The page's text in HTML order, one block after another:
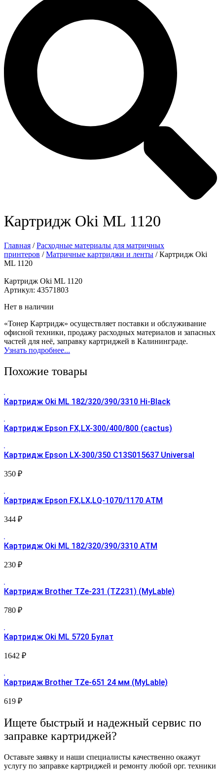
Картридж Oki ML 1120
Главная /Расходные материалы для матричных
принтеров /Матричные картриджи и ленты / Картридж Oki
ML 1120
Картридж Oki ML 1120
Артикул: 43571803
Нет в наличии
«Тонер Картридж» осуществляет поставки и обслуживание
офисной техники, продажу расходных материалов и запасных
частей для неё, заправку картриджей в Калининграде.
Узнать подробнее...
Похожие товары
Картридж Oki ML 182/320/390/3310 Hi-Black
Картридж Epson FX,LX-300/400/800 (cactus)
Картридж Epson LX-300/350 C13S015637 Universal
350 ₽
Картридж Epson FX,LX,LQ-1070/1170 АТМ
344 ₽
Картридж Oki ML 182/320/390/3310 АТМ
230 ₽
Картридж Brother TZe-231 (TZ231) (MyLable)
780 ₽
Картридж Oki ML 5720 Булат
1642 ₽
Картридж Brother TZe-651 24 мм (MyLable)
619 ₽
Ищете быстрый и надежный сервис по
заправке картриджей?
Оставьте заявку и наши специалисты качественно окажут
услугу по заправке картриджей и ремонту любой орг. техники